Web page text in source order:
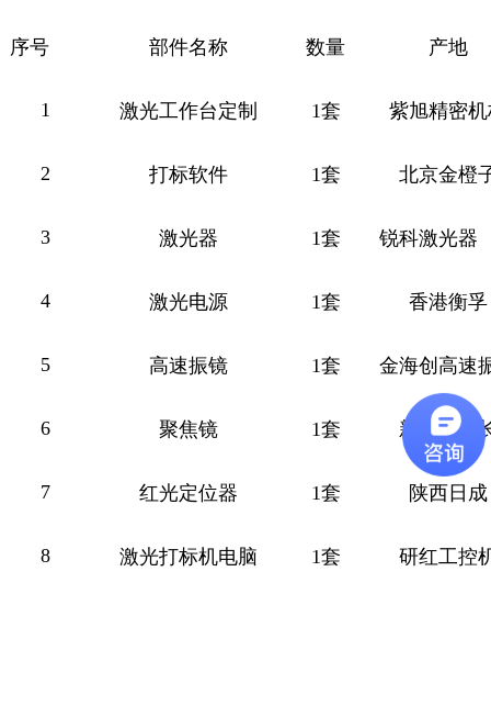
序号 部件名称 数量 产地
1 激光工作台定制 1套 紫旭精密
2 打标软件 1套 北京金橙
3 激光器 1套 锐科激光器
4 激光电源 1套 香港衡孚
5 高速振镜 1套 金海创高速
6 聚焦镜 1套 新加坡波
7 红光定位器 1套 陕西日成
8 激光打标机电脑 1套 研红工控